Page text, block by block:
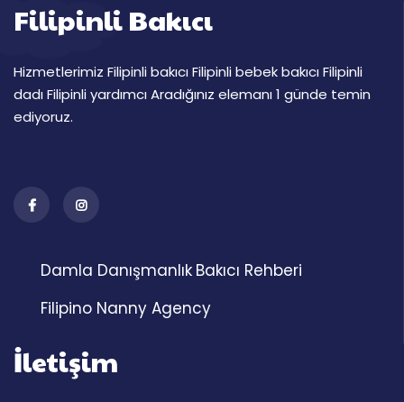
Filipinli Bakıcı
Hizmetlerimiz Filipinli bakıcı Filipinli bebek bakıcı Filipinli
dadı Filipinli yardımcı Aradığınız elemanı 1 günde temin
ediyoruz.
Damla Danışmanlık Bakıcı Rehberi
Filipino Nanny Agency
İletişim